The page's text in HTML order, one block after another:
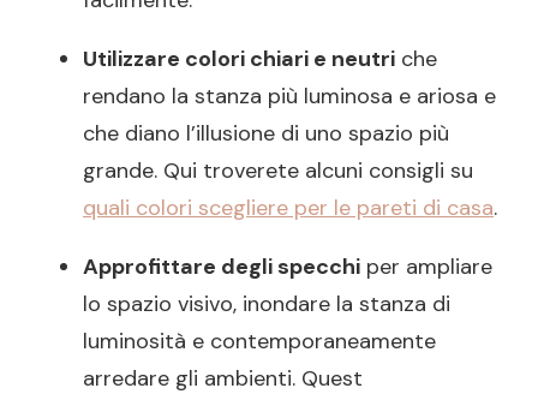
Utilizzare colori chiari e neutri che
rendano la stanza più luminosa e ariosa e
che diano l’illusione di uno spazio più
grande. Qui troverete alcuni consigli su
quali colori scegliere per le pareti di casa.
Approfittare degli specchi per ampliare
lo spazio visivo, inondare la stanza di
luminosità e contemporaneamente
arredare gli ambienti. Quest